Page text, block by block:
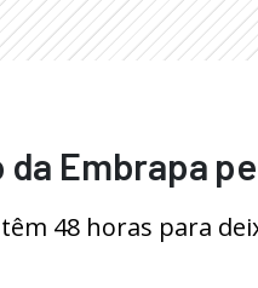
Embrapa
48 horas para